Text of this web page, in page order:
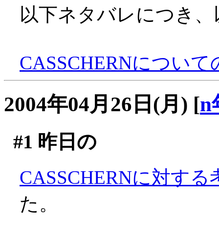
以下ネタバレにつき
CASSCHERNについて
2004年04月26日(月) [n
#1 昨日の
CASSCHERNに対する
た。